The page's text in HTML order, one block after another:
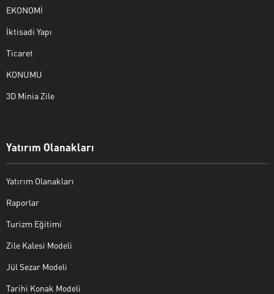
EKONOMİ
İktisadi Yapı
Ticaret
KONUMU
3D Minia Zile
Yatırım Olanakları
Yatırım Olanakları
Raporlar
Turizm Eğitimi
Zile Kalesi Modeli
Jül Sezar Modeli
Tarihi Konak Modeli